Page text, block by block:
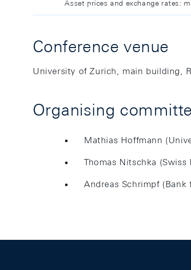
Asset prices and exchange rates:
Conference venue
University of Zurich, main building,
Organising
Mathias Hoffmann
Thomas Nitschka (Swiss
Andreas Schrimpf
Footer